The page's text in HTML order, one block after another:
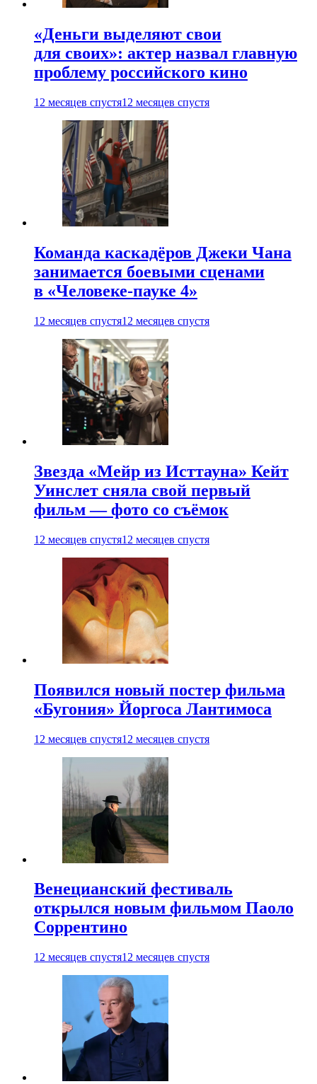
«Деньги выделяют свои
для своих»: актер назвал главную
проблему российского кино
12 месяцев спустя12 месяцев спустя
Команда каскадёров Джеки Чана
занимается боевыми сценами
в «Человеке-пауке 4»
12 месяцев спустя12 месяцев спустя
Звезда «Мейр из Исттауна» Кейт
Уинслет сняла свой первый
фильм — фото со съёмок
12 месяцев спустя12 месяцев спустя
Появился новый постер фильма
«Бугония» Йоргоса Лантимоса
12 месяцев спустя12 месяцев спустя
Венецианский фестиваль
открылся новым фильмом Паоло
Соррентино
12 месяцев спустя12 месяцев спустя